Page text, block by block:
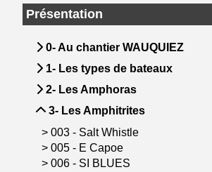
Présentation
0- Au chantier WAUQUIEZ
1- Les types de bateaux
2- Les Amphoras
3- Les Amphitrites
> 003 - Salt Whistle
> 005 - E Capoe
> 006 - SI BLUES